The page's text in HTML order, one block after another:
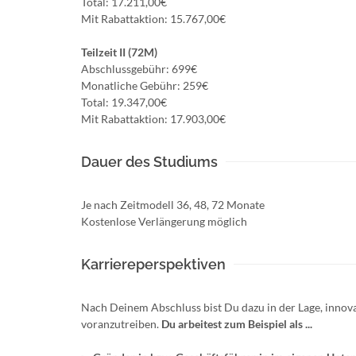
Mit Rabattaktion: 15.767,00€
Teilzeit II (72M)
Abschlussgebühr: 699€
Monatliche Gebühr: 259€
Total: 19.347,00€
Mit Rabattaktion: 17.903,00€
Dauer des Studiums
Je nach Zeitmodell 36, 48, 72 Monate
Kostenlose Verlängerung möglich
Karriereperspektiven
Nach Deinem Abschluss bist Du dazu in der Lage,
voranzutreiben. Du arbeitest zum Beispiel als ...